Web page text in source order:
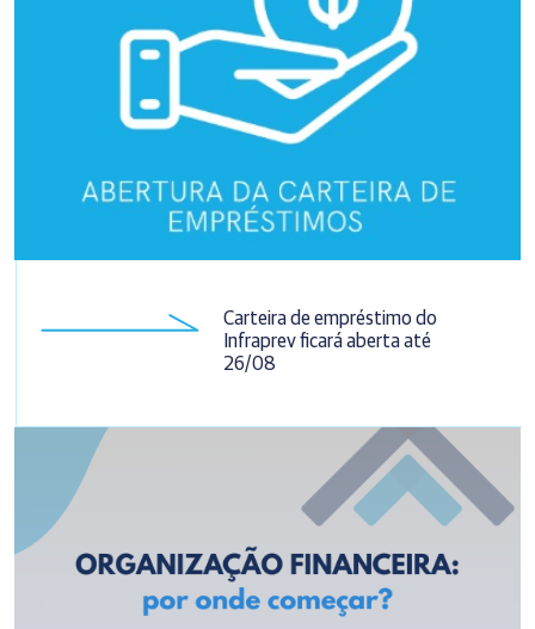
Carteira de empréstimo do
Infraprev ficará aberta até
26/08